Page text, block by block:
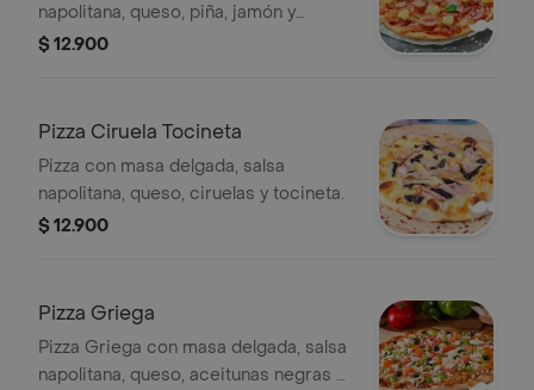
napolitana, queso, piña, jamón y
albahaca.
$ 12.900
Pizza Ciruela Tocineta
Pizza con masa delgada, salsa
napolitana, queso, ciruelas y tocineta.
$ 12.900
Pizza Griega
Pizza Griega con masa delgada, salsa
napolitana, queso, aceitunas negras y